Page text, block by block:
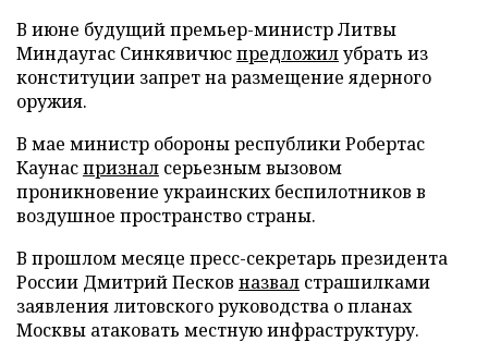
В июне будущий премьер-министр Литвы
Миндаугас Синкявичюспредложилубрать из
конституции запрет на размещение ядерного
оружия.
В мае министр обороны республики Робертас
Каунаспризнал серьезным вызовом
проникновение украинских беспилотников в
воздушное пространство страны.
В прошлом месяце пресс-секретарь президента
России Дмитрий Песков назвал страшилками
заявления литовского руководства о планах
Москвы атаковать местную инфраструктуру.